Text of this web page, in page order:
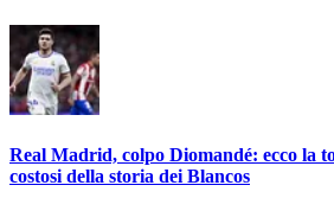
Real Madrid, colpo Diomandé: ecco la
costosi della storia dei Blancos